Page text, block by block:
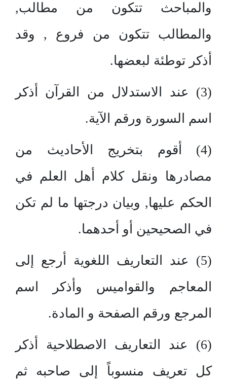
والمباحث تتكون من مطالب,
والمطالب تتكون من فروع , وقد
أذكر توطئة لبعضها.
(3) عند الاستدلال من القرآن أذكر
اسم السورة ورقم الآية.
(4) أقوم بتخريج الأحاديث من
مصادرها ونقل كلام أهل العلم في
الحكم عليها, وبيان درجتها ما لم تكن
في الصحيحين أو أحدهما.
(5) عند التعاريف اللغوية أرجع إلى
المعاجم والقواميس وأذكر اسم
المرجع ورقم الصفحة و المادة.
(6) عند التعاريف الاصطلاحية أذكر
كل تعريف منسوباً إلى صاحبه ثم